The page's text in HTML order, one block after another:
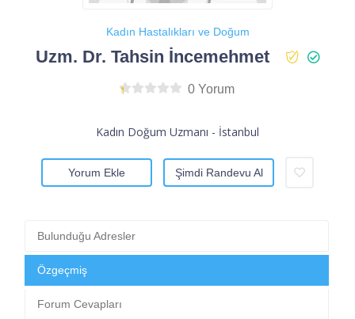
Kadın Hastalıkları ve Doğum
Uzm. Dr. Tahsin İncemehmet
0 Yorum
Kadın Doğum Uzmanı - İstanbul
Yorum Ekle Şimdi Randevu Al
Bulunduğu Adresler
Özgeçmiş
Forum Cevapları